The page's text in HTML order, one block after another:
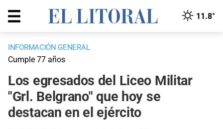
11.8°
INFORMACIÓN GENERAL
Cumple 77 años
Los egresados del Liceo Militar
"Grl. Belgrano" que hoy se
destacan en el ejército